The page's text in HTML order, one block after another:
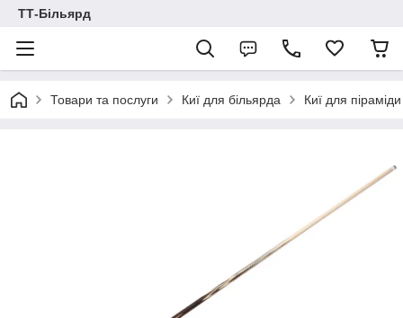
ТТ-Більярд
Товари та послуги Киї для більярда Киї для піраміди